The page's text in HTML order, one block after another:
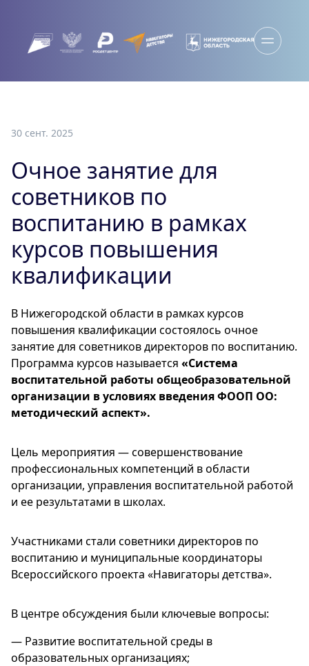
30 сент. 2025
Очное занятие для
советников по
воспитанию в рамках
курсов повышения
квалификации
В Нижегородской области в рамках курсов
повышения квалификации состоялось очное
занятие для советников директоров по воспитанию.
Программа курсов называется «Система
воспитательной работы общеобразовательной
организации в условиях введения ФООП ОО:
методический аспект».
Цель мероприятия — совершенствование
профессиональных компетенций в области
организации, управления воспитательной работой
и ее результатами в школах.
Участниками стали советники директоров по
воспитанию и муниципальные координаторы
Всероссийского проекта «Навигаторы детства».
В центре обсуждения были ключевые вопросы:
— Развитие воспитательной среды в
образовательных организациях;